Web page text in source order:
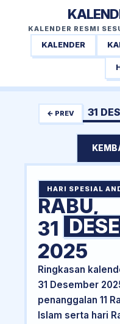
KALENDER RESMI
KALENDER
← PREV 31
HARI SPESIAL
RABU,
31
2025
Ringkasan
31 Desember
penanggalan 11
Islam serta hari